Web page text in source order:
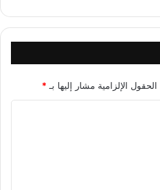
الحقول الإلزامية مشار إليها بـ *